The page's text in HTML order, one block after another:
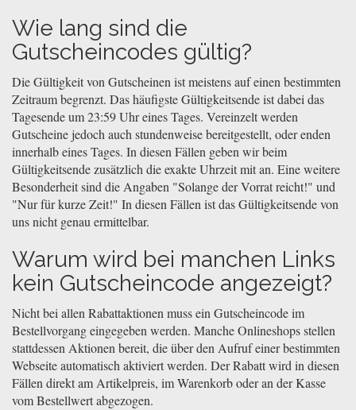
Wie lang sind die
Gutscheincodes gültig?
Die Gültigkeit von Gutscheinen ist meistens auf einen bestimmten
Zeitraum begrenzt. Das häufigste Gültigkeitsende ist dabei das
Tagesende um 23:59 Uhr eines Tages. Vereinzelt werden
Gutscheine jedoch auch stundenweise bereitgestellt, oder enden
innerhalb eines Tages. In diesen Fällen geben wir beim
Gültigkeitsende zusätzlich die exakte Uhrzeit mit an. Eine weitere
Besonderheit sind die Angaben "Solange der Vorrat reicht!" und
"Nur für kurze Zeit!" In diesen Fällen ist das Gültigkeitsende von
uns nicht genau ermittelbar.
Warum wird bei manchen Links
kein Gutscheincode angezeigt?
Nicht bei allen Rabattaktionen muss ein Gutscheincode im
Bestellvorgang eingegeben werden. Manche Onlineshops stellen
stattdessen Aktionen bereit, die über den Aufruf einer bestimmten
Webseite automatisch aktiviert werden. Der Rabatt wird in diesen
Fällen direkt am Artikelpreis, im Warenkorb oder an der Kasse
vom Bestellwert abgezogen.